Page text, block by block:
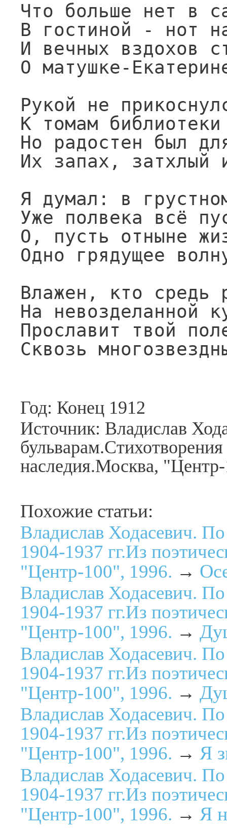
Что больше нет в
В гостиной - нот
И вечных вздохов
О матушке-
Рукой не
К томам
Но радостен был
Их запах, затхлый
Я думал: в
Уже полвека всё
О, пусть отныне
Одно грядущее
Влажен, кто средь
На невозделанной
Прославит твой
Сквозь
Год: Конец 1912
Источник: Владислав
наследия.Москва,
Похожие статьи:
Владислав Ходасевич.
1904-1937 гг.Из
"Центр-100", 1996. →
Владислав Ходасевич.
1904-1937 гг.Из
"Центр-100", 1996. →
Владислав Ходасевич.
1904-1937 гг.Из
"Центр-100", 1996. →
Владислав Ходасевич.
1904-1937 гг.Из
"Центр-100", 1996. → Я
Владислав Ходасевич.
1904-1937 гг.Из
"Центр-100", 1996. → Я